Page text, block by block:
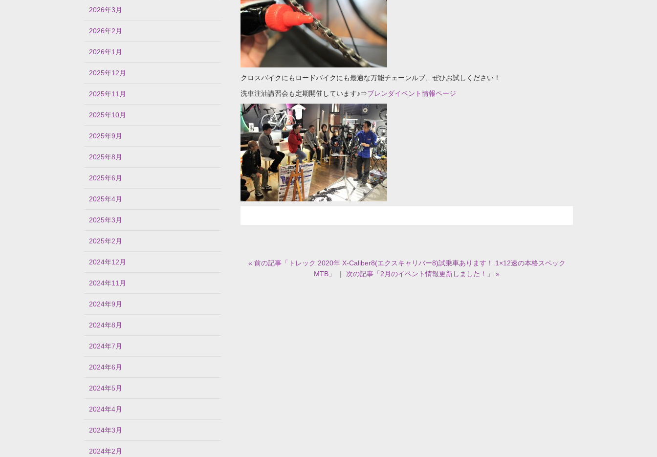
クロスバイクにもロードバイクにも最適な万能チェーンルブ、ぜひお試しください！
洗車注油講習会も定期開催しています♪⇒ブレンダイベント情報ページ
« 前の記事「トレック 2020年 X-Caliber8(エクスキャリバー8)試乗車あります！ 1×12速の本格スペック
MTB」
｜ 次の記事「2月のイベント情報更新しました！」 »
2026年3月
2026年2月
2026年1月
2025年12月
2025年11月
2025年10月
2025年9月
2025年8月
2025年6月
2025年4月
2025年3月
2025年2月
2024年12月
2024年11月
2024年9月
2024年8月
2024年7月
2024年6月
2024年5月
2024年4月
2024年3月
2024年2月